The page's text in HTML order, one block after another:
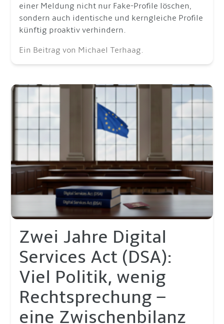
einer Meldung nicht nur Fake-Profile löschen,
sondern auch identische und kerngleiche Profile
künftig proaktiv verhindern.
Ein Beitrag von Michael Terhaag.
Zwei Jahre Digital
Services Act (DSA):
Viel Politik, wenig
Rechtsprechung –
eine Zwischenbilanz